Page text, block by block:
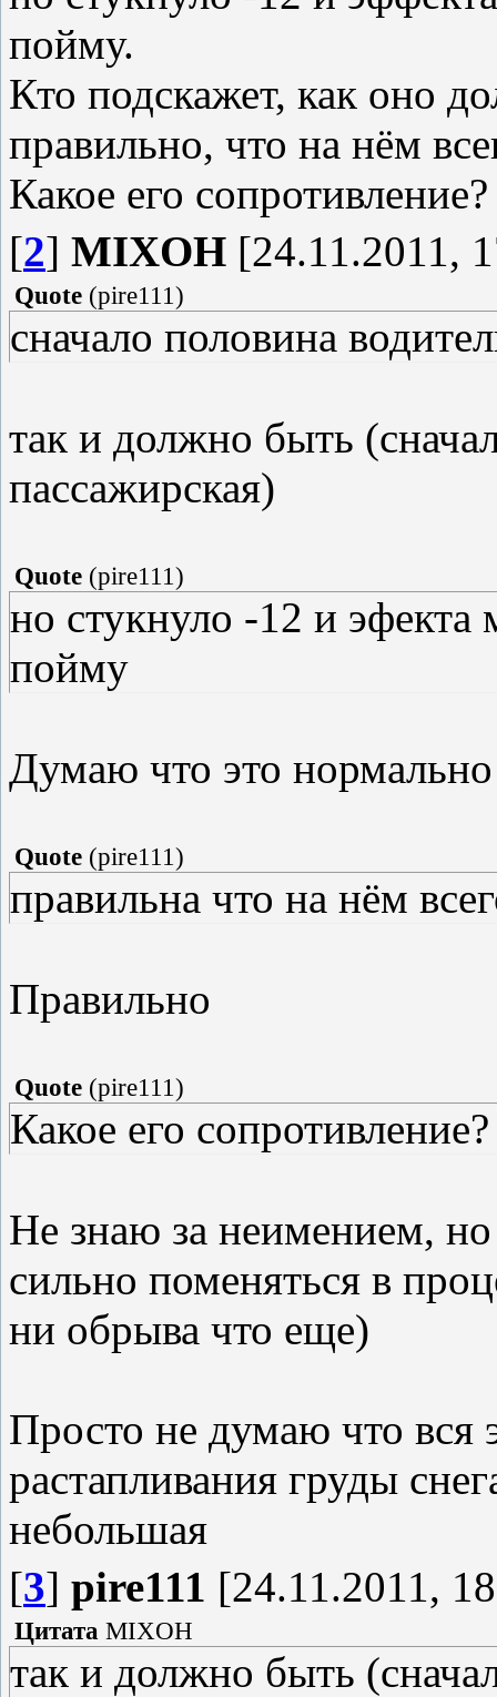
пойму.
Кто подскажет, как оно
правильно, что на нём
Какое его сопротивление?
[2] MIXOH [24.11.2011,
Quote (pire111)
сначало половина
так и должно быть
пассажирская)
Quote (pire111)
но стукнуло -12 и эфекта
пойму
Думаю что это нормально
Quote (pire111)
правильна что на нём
Правильно
Quote (pire111)
Какое его сопротивление?
Не знаю за неимением,
сильно поменяться в
ни обрыва что еще)
Просто не думаю что вся
растапливания груды
небольшая
[3] pire111 [24.11.2011,
Цитата MIXOH
так и должно быть